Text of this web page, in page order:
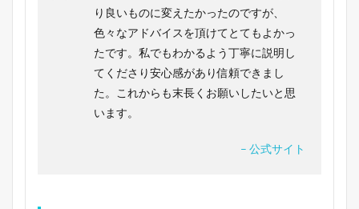
り良いものに変えたかったのですが、
色々なアドバイスを頂けてとてもよかっ
たです。私でもわかるよう丁寧に説明し
てくださり安心感があり信頼できまし
た。これからも末長くお願いしたいと思
います。
– 公式サイト